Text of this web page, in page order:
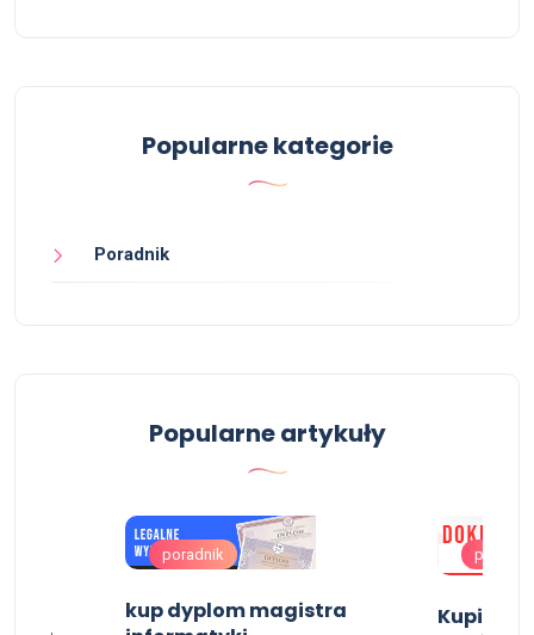
Popularne kategorie
Poradnik
Popularne artykuły
poradnik
kup dyplom magistra
Kupię